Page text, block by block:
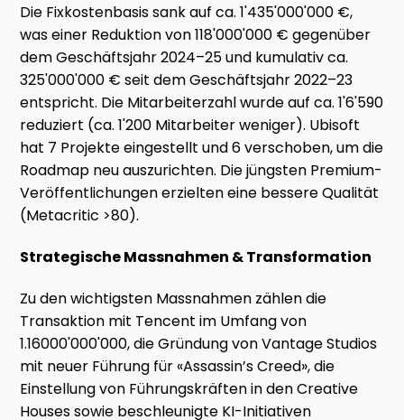
Die Fixkostenbasis sank auf ca. 1'435'000'000 €,
was einer Reduktion von 118'000'000 € gegenüber
dem Geschäftsjahr 2024–25 und kumulativ ca.
325'000'000 € seit dem Geschäftsjahr 2022–23
entspricht. Die Mitarbeiterzahl wurde auf ca. 1'6'590
reduziert (ca. 1'200 Mitarbeiter weniger). Ubisoft
hat 7 Projekte eingestellt und 6 verschoben, um die
Roadmap neu auszurichten. Die jüngsten Premium-
Veröffentlichungen erzielten eine bessere Qualität
(Metacritic >80).
Strategische Massnahmen & Transformation
Zu den wichtigsten Massnahmen zählen die
Transaktion mit Tencent im Umfang von
1.16000'000'000, die Gründung von Vantage Studios
mit neuer Führung für «Assassin’s Creed», die
Einstellung von Führungskräften in den Creative
Houses sowie beschleunigte KI-Initiativen